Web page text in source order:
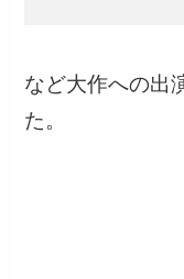
など大作への出
た。